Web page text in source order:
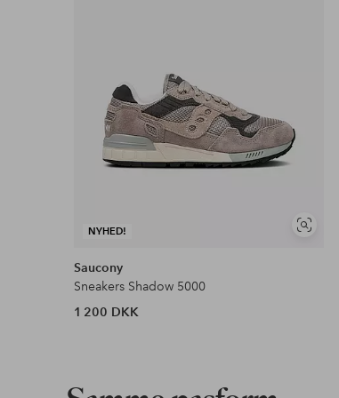
NYHED!
Se
Saucony
Sneakers Shadow 5000
1 200 DKK